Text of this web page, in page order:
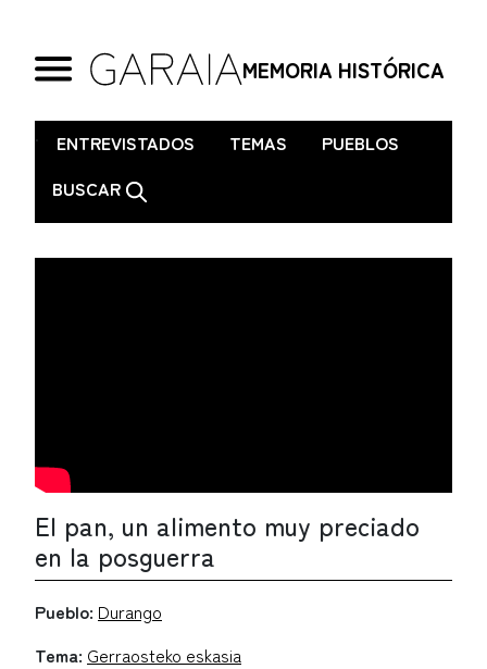
MEMORIA HISTÓRICA
. ENTREVISTADOS TEMAS
PUEBLOS
BUSCAR
El pan, un alimento muy preciado
en la posguerra
Pueblo: Durango
Tema: Gerraosteko eskasia